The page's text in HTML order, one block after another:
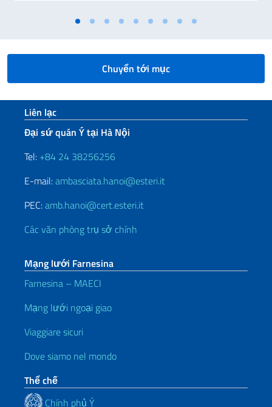
Chuyển tới mục
Sezione footer
Liên lạc
Đại sứ quán Ý tại Hà Nội
Tel: +84 24 38256256
E-mail:ambasciata.hanoi@esteri.it
PEC:amb.hanoi@cert.esteri.it
Các văn phòng trụ sở chính
Mạng lưới Farnesina
Farnesina – MAECI
Mạng lưới ngoại giao
Viaggiare sicuri
Dove siamo nel mondo
Thể chế
Chính phủ Ý